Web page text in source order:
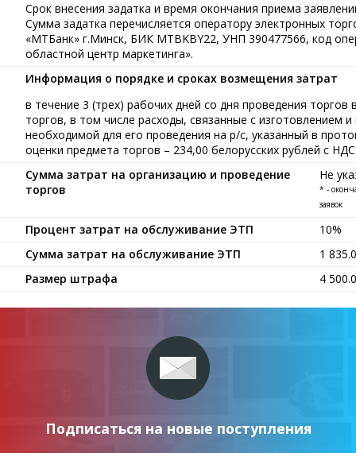
Срок внесения задатка и время окончания приема
Сумма задатка перечисляется оператору электронных
«МТБанк» г.Минск, БИК MTBKBY22, УНП 390477566, код
областной центр маркетинга».
Информация о порядке и сроках возмещения затрат
в течение 3 (трех) рабочих дней со дня проведения
торгов, в том числе расходы, связанные с изготовлением
необходимой для его проведения на р/с, указанный в
оценки предмета торгов – 234,00 белорусских рублей c НДС
Сумма затрат на организацию и проведение
торгов
Не
* -
заявок
Процент затрат на обслуживание ЭТП
10%
Сумма затрат на обслуживание ЭТП
1
Размер штрафа
4
Подписаться на новые поступления